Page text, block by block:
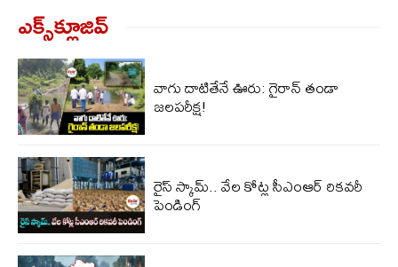
ఎక్స్‌క్లూజివ్‌
వాగు దాటితేనే ఊరు: గైరాన్ తండా
జలపరీక్ష!
రైస్ స్కామ్.. వేల కోట్ల‌ సీఎంఆర్ రికవరీ
పెండింగ్